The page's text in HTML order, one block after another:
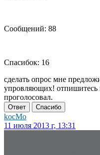
Сообщений: 88
Спасибок: 16
сделать опрос мне
упровляющих! отпишитесь
проголосовал.
Ответ Спасибо
kocMo
11 июля 2013 г, 13:31